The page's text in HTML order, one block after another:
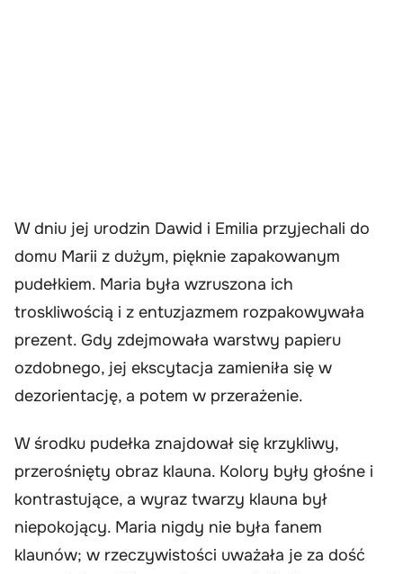
W dniu jej urodzin Dawid i Emilia przyjechali do
domu Marii z dużym, pięknie zapakowanym
pudełkiem. Maria była wzruszona ich
troskliwością i z entuzjazmem rozpakowywała
prezent. Gdy zdejmowała warstwy papieru
ozdobnego, jej ekscytacja zamieniła się w
dezorientację, a potem w przerażenie.
W środku pudełka znajdował się krzykliwy,
przerośnięty obraz klauna. Kolory były głośne i
kontrastujące, a wyraz twarzy klauna był
niepokojący. Maria nigdy nie była fanem
klaunów; w rzeczywistości uważała je za dość